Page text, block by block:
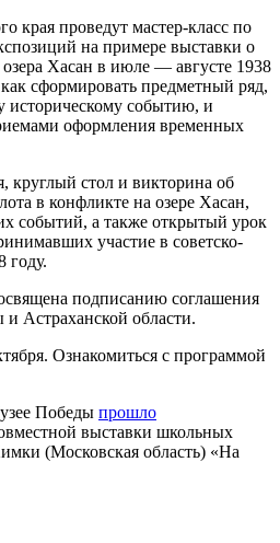
края проведут мастер-класс по
на примере выставки о
Хасан в июле — августе 1938
сформировать предметный ряд,
историческому событию, и
оформления временных
круглый стол и викторина об
в конфликте на озере Хасан,
событий, а также открытый урок
участие в советско-
году.
подписанию соглашения
Астраханской области.
Ознакомиться с программой
Победы прошло
выставки школьных
(Московская область) «На